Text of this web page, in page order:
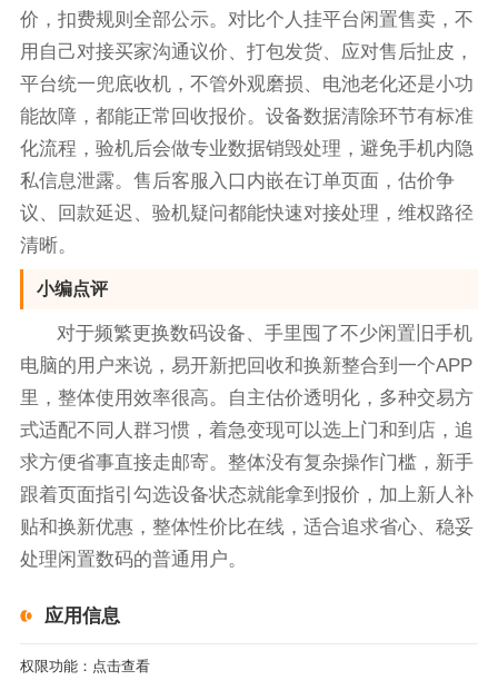
价，扣费规则全部公示。对比个人挂平台闲置售卖，不
用自己对接买家沟通议价、打包发货、应对售后扯皮，
平台统一兜底收机，不管外观磨损、电池老化还是小功
能故障，都能正常回收报价。设备数据清除环节有标准
化流程，验机后会做专业数据销毁处理，避免手机内隐
私信息泄露。售后客服入口内嵌在订单页面，估价争
议、回款延迟、验机疑问都能快速对接处理，维权路径
清晰。
小编点评
对于频繁更换数码设备、手里囤了不少闲置旧手机
电脑的用户来说，易开新把回收和换新整合到一个APP
里，整体使用效率很高。自主估价透明化，多种交易方
式适配不同人群习惯，着急变现可以选上门和到店，追
求方便省事直接走邮寄。整体没有复杂操作门槛，新手
跟着页面指引勾选设备状态就能拿到报价，加上新人补
贴和换新优惠，整体性价比在线，适合追求省心、稳妥
处理闲置数码的普通用户。
应用信息
权限功能： 点击查看